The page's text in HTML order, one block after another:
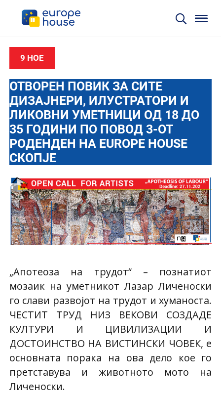
9 НОЕ
ОТВОРЕН ПОВИК ЗА СИТЕ
ДИЗАЈНЕРИ, ИЛУСТРАТОРИ И
ЛИКОВНИ УМЕТНИЦИ ОД 18 ДО
35 ГОДИНИ ПО ПОВОД 3-ОТ
РОДЕНДЕН НА EUROPE HOUSE
СКОПЈЕ
„Апотеоза на трудот“ – познатиот
мозаик на уметникот Лазар Личеноски
го слави развојот на трудот и хуманоста.
ЧЕСТИТ ТРУД НИЗ ВЕКОВИ СОЗДАДЕ
КУЛТУРИ И ЦИВИЛИЗАЦИИ И
ДОСТОИНСТВО НА ВИСТИНСКИ ЧОВЕК, е
основната порака на ова дело кое го
претставува и животното мото на
Личеноски.